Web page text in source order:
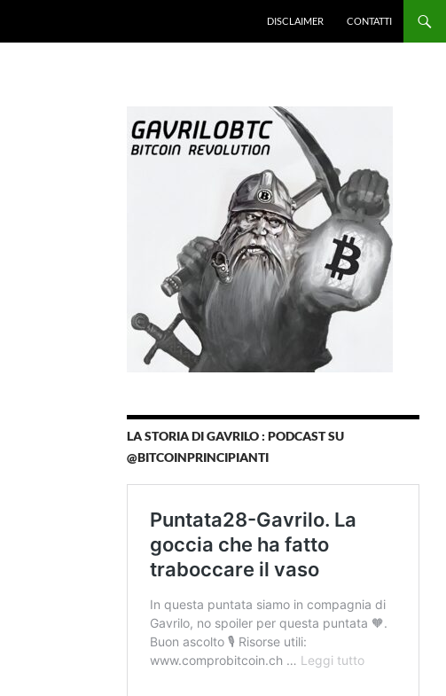
DISCLAIMER CONTATTI
LA STORIA DI GAVRILO : PODCAST SU
@BITCOINPRINCIPIANTI